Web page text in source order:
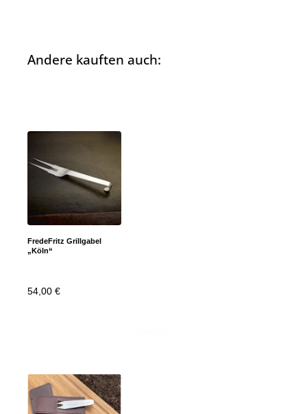
Andere kauften auch:
FredeFritz Grillgabel
„Köln“
54,00 €